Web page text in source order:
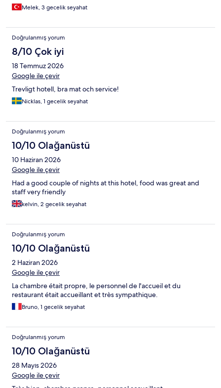
Melek, 3 gecelik seyahat
Doğrulanmış yorum
8/10 Çok iyi
18 Temmuz 2026
Google ile çevir
Trevligt hotell, bra mat och service!
Nicklas, 1 gecelik seyahat
Doğrulanmış yorum
10/10 Olağanüstü
10 Haziran 2026
Google ile çevir
Had a good couple of nights at this hotel, food was great and
staff very friendly
kelvin, 2 gecelik seyahat
Doğrulanmış yorum
10/10 Olağanüstü
2 Haziran 2026
Google ile çevir
La chambre était propre, le personnel de l'accueil et du
restaurant était accueillant et très sympathique.
Bruno, 1 gecelik seyahat
Doğrulanmış yorum
10/10 Olağanüstü
28 Mayıs 2026
Google ile çevir